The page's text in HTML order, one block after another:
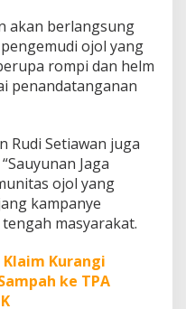
akan berlangsung
ojol yang
rompi dan helm
penandatanganan
Rudi Setiawan juga
Jaga
ojol yang
kampanye
masyarakat.
Kurangi
ke TPA